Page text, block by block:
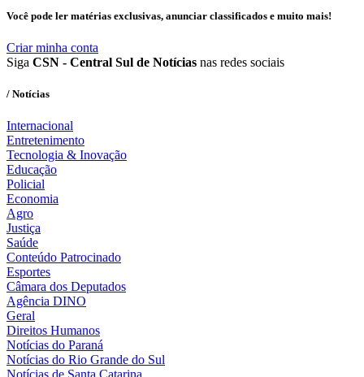
Você pode ler matérias exclusivas, anunciar classificados e muito mais!
Criar minha conta
Siga CSN - Central Sul de Notícias nas redes sociais
/ Notícias
Internacional
Entretenimento
Tecnologia & Inovação
Educação
Policial
Economia
Agro
Justiça
Saúde
Conteúdo Patrocinado
Esportes
Câmara dos Deputados
Agência DINO
Geral
Direitos Humanos
Notícias do Paraná
Notícias do Rio Grande do Sul